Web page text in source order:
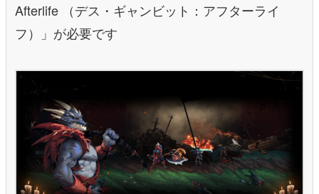
Afterlife （デス・ギャンビット：アフターライ
フ）」が必要です